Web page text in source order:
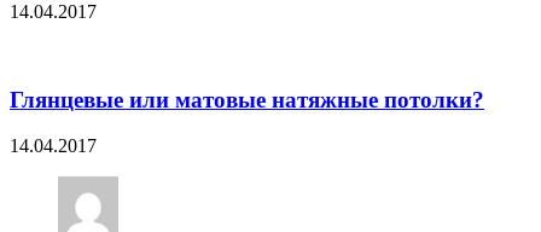
14.04.2017
Глянцевые или матовые натяжные потолки?
14.04.2017